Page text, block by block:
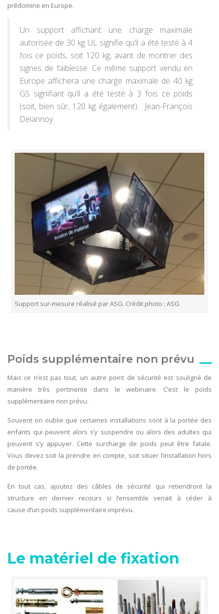
prédomine en Europe.
Un support affichant une charge maximale
autorisée de 30 kg UL signifie qu’il a été testé à 4
fois ce poids, soit 120 kg, avant de montrer des
signes de faiblesse. Ce même support vendu en
Europe affichera une charge maximale de 40 kg
GS signifiant qu’il a été testé à 3 fois ce poids
(soit, bien sûr, 120 kg également). Jean-François
Delannoy
Support sur-mesure réalisé par ASG. Crédit photo : ASG
Poids supplémentaire non prévu
Mais ce n’est pas tout, un autre point de sécurité est souligné de
manière très pertinente dans le webinaire. C’est le poids
supplémentaire non prévu.
Souvent on oublie que certaines installations sont à la portée des
enfants qui peuvent alors s’y suspendre ou alors des adultes qui
peuvent s’y appuyer. Cette surcharge de poids peut être fatale.
Vous devez soit la prendre en compte, soit situer l’installation hors
de portée.
En tout cas, ajoutez des câbles de sécurité qui retiendront la
structure en dernier recours si l’ensemble venait à céder à
cause d’un poids supplémentaire imprévu.
Le matériel de fixation